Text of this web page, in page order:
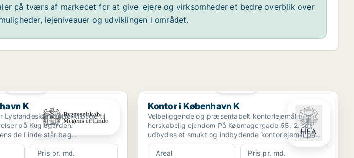
på tværs af markedet for at give lejere og virksomheder et bedre overblik over
lejeniveauer og udviklingen i området.
K
Lystøndeskuret atter tilbage til
på Kuglegården.
de Linde står bag
bemær...
Pris pr. md.
Kontor i København K
Kontor i København K
Velbeliggende og præsentabelt kontorlejemål i
herskabelig ejendom På Købmagergade 55, 2. sal,
udbydes et smukt og indbydende kontorlejemål på
241 m² i en k...
Areal
Pris pr. md.